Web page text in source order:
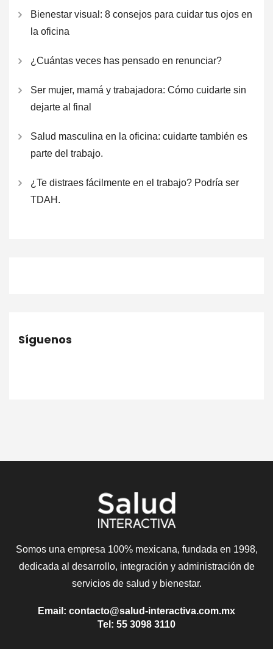
Bienestar visual: 8 consejos para cuidar tus ojos en
la oficina
¿Cuántas veces has pensado en renunciar?
Ser mujer, mamá y trabajadora: Cómo cuidarte sin
dejarte al final
Salud masculina en la oficina: cuidarte también es
parte del trabajo.
¿Te distraes fácilmente en el trabajo? Podría ser
TDAH.
Síguenos
Somos una empresa 100% mexicana, fundada en 1998,
dedicada al desarrollo, integración y administración de
servicios de salud y bienestar.
Email: contacto@salud-interactiva.com.mx
Tel: 55 3098 3110